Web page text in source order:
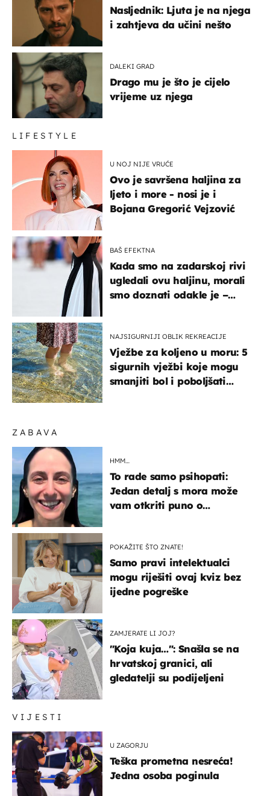
VIJESTI
U ZAGORJU
Teška prometna nesreća!
Jedna osoba poginula
ZABAVA
HMM…
To rade samo psihopati:
Jedan detalj s mora može
vam otkriti puno o
POKAŽITE ŠTO ZNATE!
Samo pravi intelektualci
mogu riješiti ovaj kviz bez
ijedne pogreške
ZAMJERATE LI JOJ?
"Koja kuja…": Snašla se na
hrvatskoj granici, ali
gledatelji su podijeljeni
Nasljednik: Ljuta je na njega
i zahtjeva da učini nešto
DALEKI GRAD
Drago mu je što je cijelo
vrijeme uz njega
LIFESTYLE
U NOJ NIJE VRUĆE
Ovo je savršena haljina za
ljeto i more - nosi je i
Bojana Gregorić Vejzović
BAŠ EFEKTNA
Kada smo na zadarskoj rivi
ugledali ovu haljinu, morali
smo doznati odakle je –
NAJSIGURNIJI OBLIK REKREACIJE
Vježbe za koljeno u moru: 5
sigurnih vježbi koje mogu
smanjiti bol i poboljšati